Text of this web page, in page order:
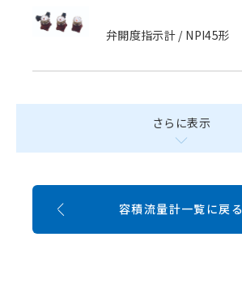
弁開度指示計 / NPI45形
さらに表示
容積流量計一覧に戻る